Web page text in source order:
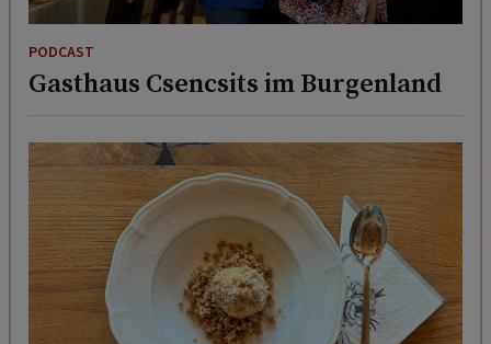
PODCAST
Gasthaus Csencsits im Burgenland